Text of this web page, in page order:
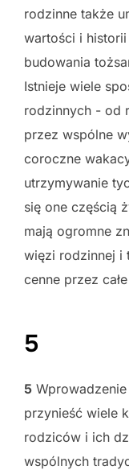
rodzinne także
wartości i
budowania
Istnieje wiele
rodzinnych - od
przez wspólne
coroczne
utrzymywanie
się one częścią
mają ogromne
więzi rodzinnej i
cenne przez
5
5
przynieść wiele
rodziców i ich
wspólnych